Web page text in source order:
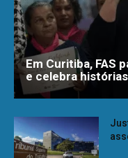
Em Curitiba, FAS
e celebra